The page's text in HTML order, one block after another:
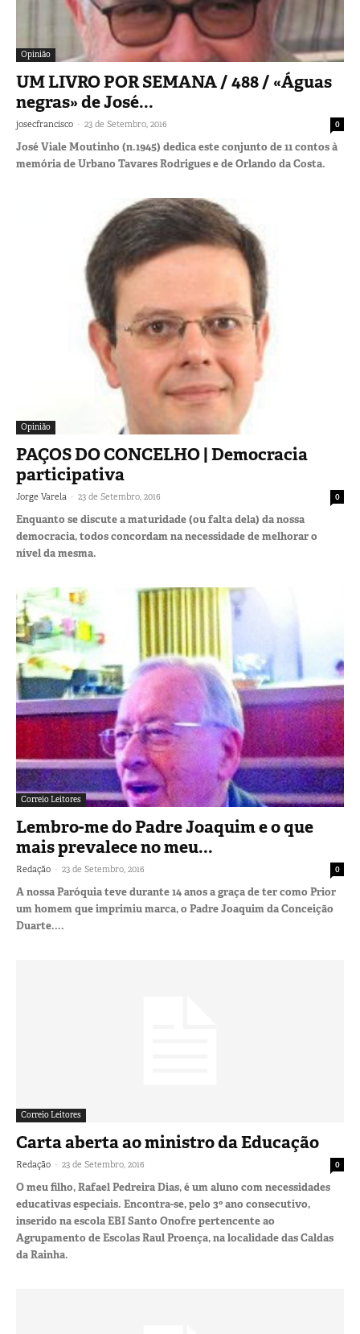
Opinião
UM LIVRO POR SEMANA / 488 / «Águas
negras» de José...
josecfrancisco - 23 de Setembro, 2016 0
José Viale Moutinho (n.1945) dedica este conjunto de 11 contos à
memória de Urbano Tavares Rodrigues e de Orlando da Costa.
Opinião
PAÇOS DO CONCELHO | Democracia
participativa
Jorge Varela - 23 de Setembro, 2016 0
Enquanto se discute a maturidade (ou falta dela) da nossa
democracia, todos concordam na necessidade de melhorar o
nível da mesma.
Correio Leitores
Lembro-me do Padre Joaquim e o que
mais prevalece no meu...
Redação - 23 de Setembro, 2016 0
A nossa Paróquia teve durante 14 anos a graça de ter como Prior
um homem que imprimiu marca, o Padre Joaquim da Conceição
Duarte....
Correio Leitores
Carta aberta ao ministro da Educação
Redação - 23 de Setembro, 2016 0
O meu filho, Rafael Pedreira Dias, é um aluno com necessidades
educativas especiais. Encontra-se, pelo 3º ano consecutivo,
inserido na escola EBI Santo Onofre pertencente ao
Agrupamento de Escolas Raul Proença, na localidade das Caldas
da Rainha.